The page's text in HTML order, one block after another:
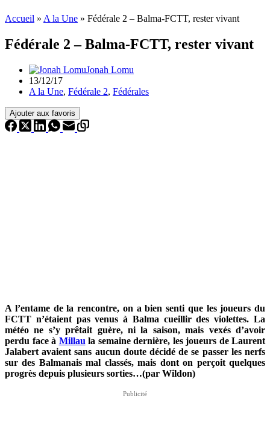
Accueil » A la Une » Fédérale 2 – Balma-FCTT, rester vivant
Fédérale 2 – Balma-FCTT, rester vivant
Jonah Lomu
13/12/17
A la Une, Fédérale 2, Fédérales
Ajouter aux favoris
A l’entame de la rencontre, on a bien senti que les joueurs du
FCTT n’étaient pas venus à Balma cueillir des violettes. La
météo ne s’y prêtait guère, ni la saison, mais vexés d’avoir
perdu face à Millau la semaine dernière, les joueurs de Laurent
Jalabert avaient sans aucun doute décidé de se passer les nerfs
sur des Balmanais mal classés, mais dont on perçoit quelques
progrès depuis plusieurs sorties…(par Wildon)